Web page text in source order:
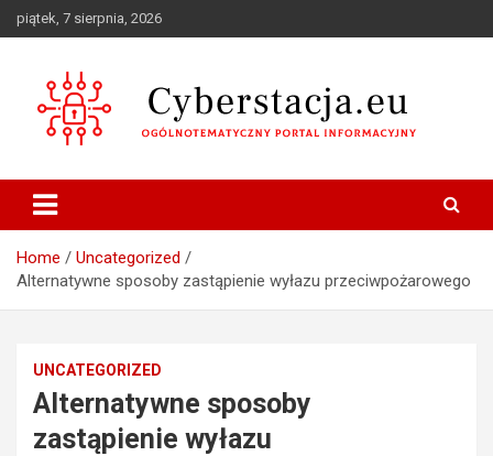
Skip
to
piątek, 7 sierpnia, 2026
Cyberstacja.eu
Home
Uncategorized
Alternatywne sposoby zastąpienie wyłazu przeciwpożarowego
UNCATEGORIZED
Alternatywne sposoby
zastąpienie wyłazu